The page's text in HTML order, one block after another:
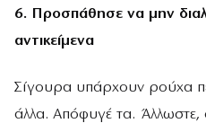
6. Προσπάθησε να μην
αντικείμενα
Σίγουρα υπάρχουν ρούχα
άλλα. Απόφυγέ τα.